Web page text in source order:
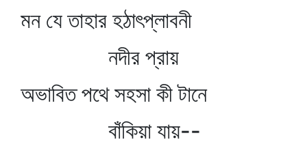
মন যে তাহার হঠাৎপ্লাবনী
নদীর প্রায়
অভাবিত পথে সহসা কী টানে
বাঁকিয়া যায়--